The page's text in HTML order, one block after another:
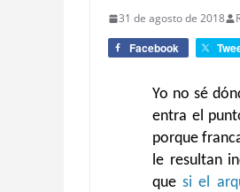
31 de agosto de 2018
Facebook
Yo no sé
entra el
porque
le resultan
quesi el